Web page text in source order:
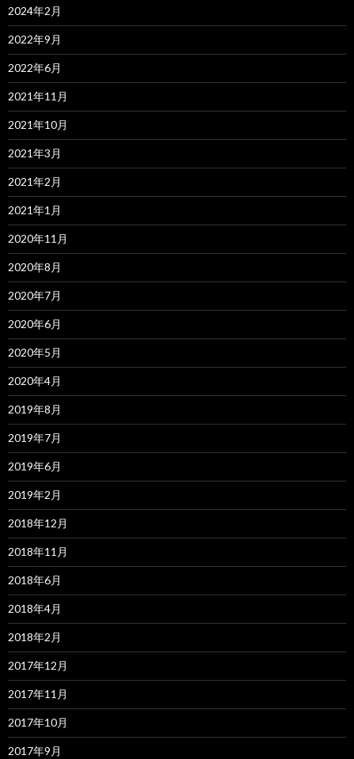
2024年2月
2022年9月
2022年6月
2021年11月
2021年10月
2021年3月
2021年2月
2021年1月
2020年11月
2020年8月
2020年7月
2020年6月
2020年5月
2020年4月
2019年8月
2019年7月
2019年6月
2019年2月
2018年12月
2018年11月
2018年6月
2018年4月
2018年2月
2017年12月
2017年11月
2017年10月
2017年9月